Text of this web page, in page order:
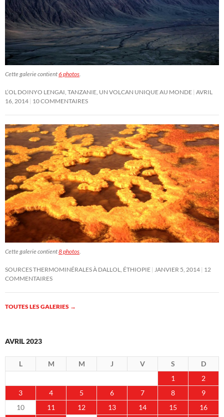
Cette galerie contient6 photos
L’OL DOINYO LENGAI, TANZANIE, UN VOLCAN UNIQUE AU MONDE AVRIL
16, 2014 10 COMMENTAIRES
Cette galerie contient8 photos.
SOURCES THERMOMINÉRALES À DALLOL, ÉTHIOPIE JANVIER 5, 2014 12
COMMENTAIRES
TOUTES LES GALERIES →
AVRIL 2023
L M M J V S
D
1
2
3
4 5 6 7 8
9
10
11 12 13 14 15
16